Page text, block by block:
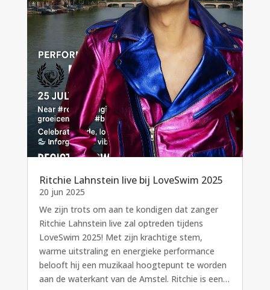
Ritchie Lahnstein live bij LoveSwim 2025
20 jun 2025
We zijn trots om aan te kondigen dat zanger
Ritchie Lahnstein live zal optreden tijdens
LoveSwim 2025! Met zijn krachtige stem,
warme uitstraling en energieke performance
belooft hij een muzikaal hoogtepunt te worden
aan de waterkant van de Amstel. Ritchie is een…